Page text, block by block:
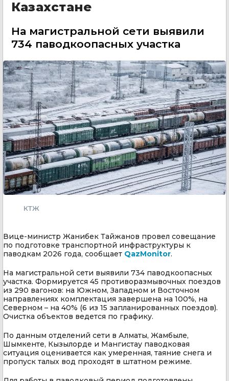
Казахстане
На магистральной сети выявили
734 паводкоопасных участка
КТЖ
Вице-министр Жанибек Тайжанов провел совещание
по подготовке транспортной инфраструктуры к
паводкам 2026 года, сообщает QazMonitor.
На магистральной сети выявили 734 паводкоопасных
участка. Формируется 45 противоразмывочных поездов
из 290 вагонов: на Южном, Западном и Восточном
направлениях комплектация завершена на 100%, на
Северном – на 40% (6 из 15 запланированных поездов).
Очистка объектов ведется по графику.
По данным отделений сети в Алматы, Жамбыле,
Шымкенте, Кызылорде и Мангистау паводковая
ситуация оценивается как умеренная, таяние снега и
пропуск талых вод проходят в штатном режиме.